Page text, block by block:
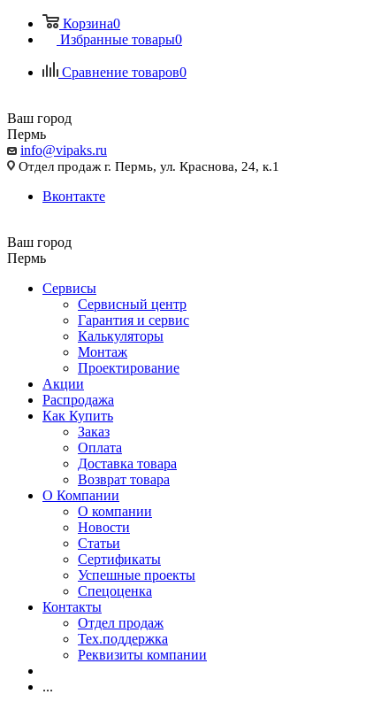
Корзина0
Избранные товары0
Сравнение товаров0
Ваш город
Пермь
info@vipaks.ru
Отдел продаж г. Пермь, ул. Краснова, 24, к.1
Вконтакте
Ваш город
Пермь
Сервисы
Сервисный центр
Гарантия и сервис
Калькуляторы
Монтаж
Проектирование
Акции
Распродажа
Как Купить
Заказ
Оплата
Доставка товара
Возврат товара
О Компании
О компании
Новости
Статьи
Сертификаты
Успешные проекты
Спецоценка
Контакты
Отдел продаж
Тех.поддержка
Реквизиты компании
...